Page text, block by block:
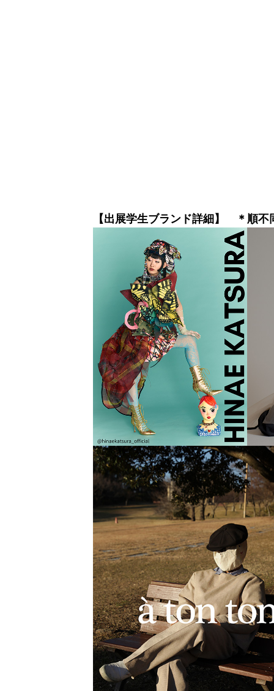
【出展学生ブランド詳細】 ＊順不